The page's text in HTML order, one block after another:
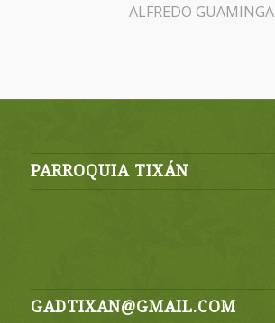
ALFREDO GUAMINGA
PARROQUIA TIXÁN
GADTIXAN@GMAIL.COM